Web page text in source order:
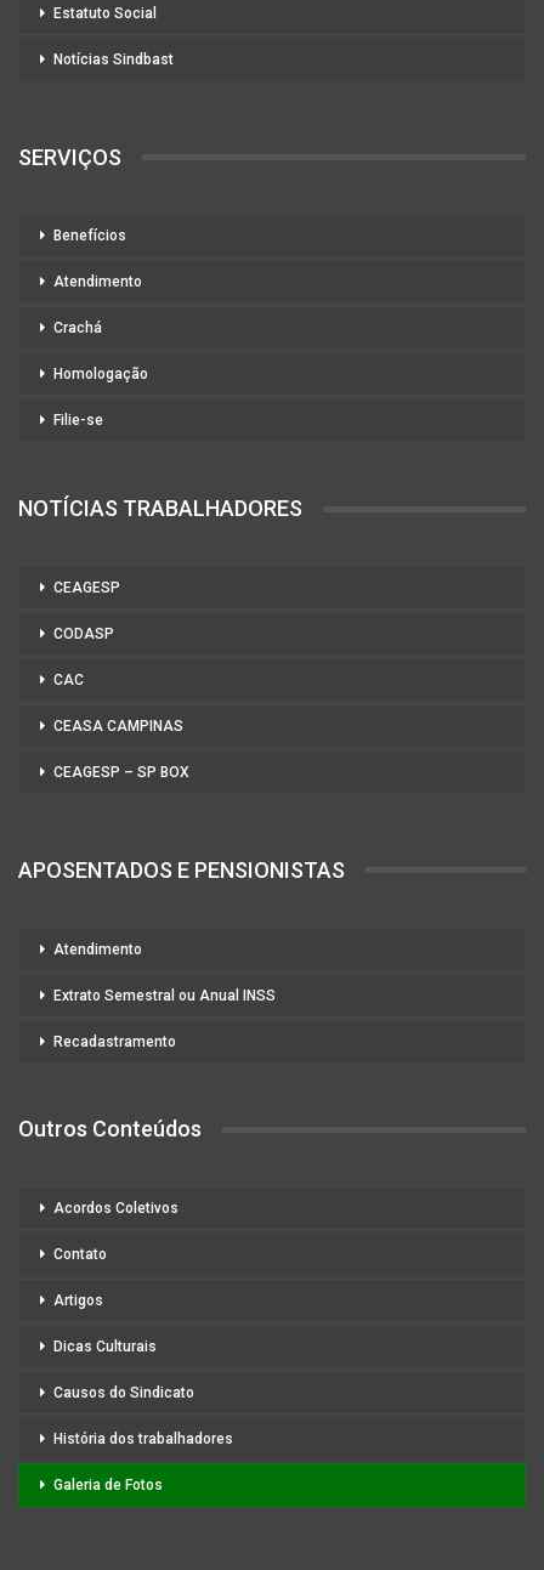
Estatuto Social
Notícias Sindbast
SERVIÇOS
Benefícios
Atendimento
Crachá
Homologação
Filie-se
NOTÍCIAS TRABALHADORES
CEAGESP
CODASP
CAC
CEASA CAMPINAS
CEAGESP – SP BOX
APOSENTADOS E PENSIONISTAS
Atendimento
Extrato Semestral ou Anual INSS
Recadastramento
Outros Conteúdos
Acordos Coletivos
Contato
Artigos
Dicas Culturais
Causos do Sindicato
História dos trabalhadores
Galeria de Fotos